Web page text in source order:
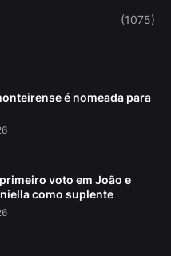
(1075)
é nomeada para
voto em João e
como suplente